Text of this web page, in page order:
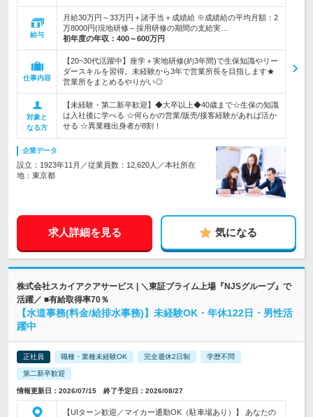
給与
月給30万円～33万円＋諸手当＋成績給 ※成績給の平均月額：2
万8000円(現地研修～採用研修の期間の支給実…
初年度の年収： 400～600万円
仕事内容
【20~30代活躍中】座学＋実地研修(約3年間)で生保知識やリー
ダースキルを習得。未経験から3年で営業所長を目指します★
営業所をまとめるやりがい◎
対象と
なる方
【未経験・第二新卒歓迎】◆大卒以上◆40歳まで☆生保の知識
は入社後に学べる ☆何らかの営業/販売/接客経験があれば活か
せる ☆異業種出身者が8割！
企業データ
設立：1923年11月／従業員数：12,620人／本社所在
地：東京都
求人詳細を見る 気になる
株式会社スカイアクアサービス | ＼東証プライム上場『NJSグループ』で
活躍／ ■有給取得率70％
【水道事務(料金/給排水事務)】未経験OK・年休122日・男性活
躍中
正社員 職種・業種未経験OK 完全週休2日制 学歴不問
第二新卒歓迎
情報更新日：2026/07/15 終了予定日：2026/08/27
【UIターン歓迎／マイカー通勤OK（駐車場あり）】 あなたの